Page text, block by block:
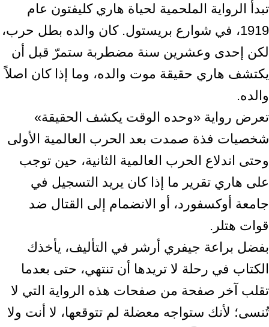
تبدأ الرواية الملحمية لحياة هاري كليفتون عام
1919، في شوارع بريستول. كان والده بطل حرب،
لكن إحدى وعشرين سنة مضطربة ستمرّ قبل أن
يكتشف هاري حقيقة موت والده، وما إذا كان اصلاً
والده.
تعرض رواية «وحده الوقت يكشف الحقيقة»
شخصيات فذة صمدت بعد الحرب العالمية الأولى
وحتى اندلاع الحرب العالمية الثانية، حين توجب
على هاري تقرير ما إذا كان يريد التسجيل في
جامعة أوكسفورد، أو الانضمام إلى القتال ضد
قوات هتلر.
بفضل براعة جيفري أرشر في التأليف، يأخذك
الكتاب في رحلة لا تريدها أن تنتهي، حتى بعدما
تقلب آخر صفحة من صفحات هذه الرواية التي لا
تُنسى؛ لأنك ستواجه معضلة لم تتوقعها، لا أنت ولا